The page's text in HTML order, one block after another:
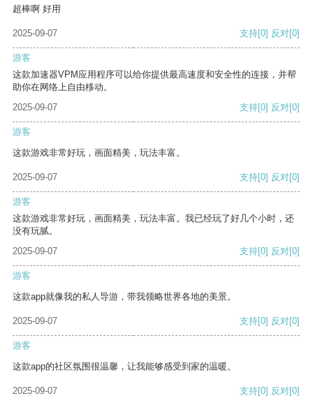
超棒啊 好用
2025-09-07 支持[0] 反对[0]
游客
这款加速器VPM应用程序可以给你提供最高速度和安全性的连接，并帮
助你在网络上自由移动。
2025-09-07
支持[0] 反对[0]
游客
这款游戏非常好玩，画面精美，玩法丰富。
2025-09-07 支持[0] 反对[0]
游客
这款游戏非常好玩，画面精美，玩法丰富。我已经玩了好几个小时，还
没有玩腻。
2025-09-07
支持[0] 反对[0]
游客
这款app就像我的私人导游，带我领略世界各地的美景。
2025-09-07 支持[0] 反对[0]
游客
这款app的社区氛围很温馨，让我能够感受到家的温暖。
2025-09-07 支持[0] 反对[0]